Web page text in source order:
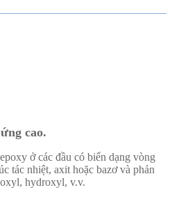
cao.
ở các đầu có biến dạng vòng
tác nhiệt, axit hoặc bazơ và phản
hydroxyl, v.v.